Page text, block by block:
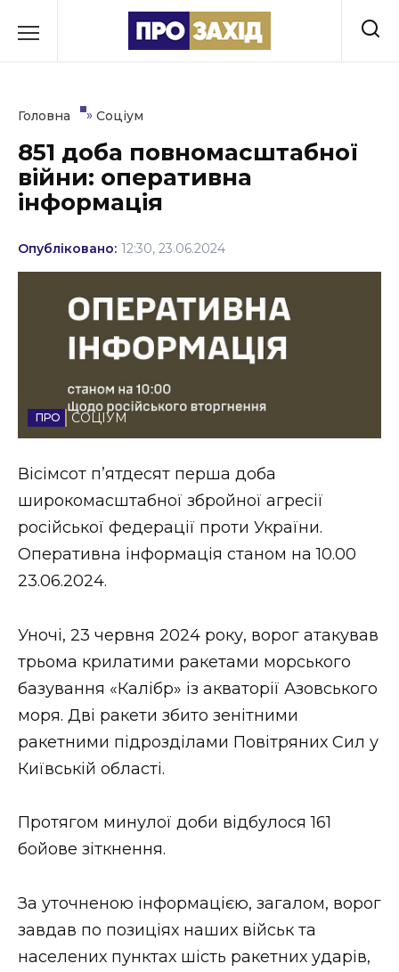
до
Культура
Освіта
Події
Політика
Соціум
Стиль життя
Втрачений Ужгород (відеоверсія)
ЗАКАРПАТСЬКІ НОВИНИ
НОВИНИ ЗАХІДНОЇ УКРАЇНИ
ФОТО
Головна » Соціум
851 доба повномасштабної
війни: оперативна
інформація
Опубліковано: 12:30, 23.06.2024
СОЦІУМ
Вісімсот п’ятдесят перша доба
широкомасштабної збройної агресії
російської федерації проти України.
Оперативна інформація станом на 10.00
23.06.2024.
Уночі, 23 червня 2024 року, ворог атакував
трьома крилатими ракетами морського
базування «Калібр» із акваторії Азовського
моря. Дві ракети збито зенітними
ракетними підрозділами Повітряних Сил у
Київській області.
Протягом минулої доби відбулося 161
бойове зіткнення.
За уточненою інформацією, загалом, ворог
завдав по позиціях наших військ та
населених пунктах шість ракетних ударів,